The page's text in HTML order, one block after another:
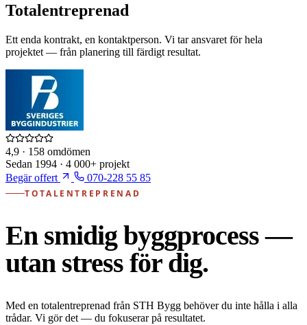
Totalentreprenad
Ett enda kontrakt, en kontaktperson. Vi tar ansvaret för hela
projektet — från planering till färdigt resultat.
4,9 · 158 omdömen
Sedan 1994 · 4 000+ projekt
Begär offert
070-228 55 85
TOTALENTREPRENAD
En smidig byggprocess —
utan stress för dig.
Med en totalentreprenad från STH Bygg behöver du inte hålla i alla
trådar. Vi gör det — du fokuserar på resultatet.